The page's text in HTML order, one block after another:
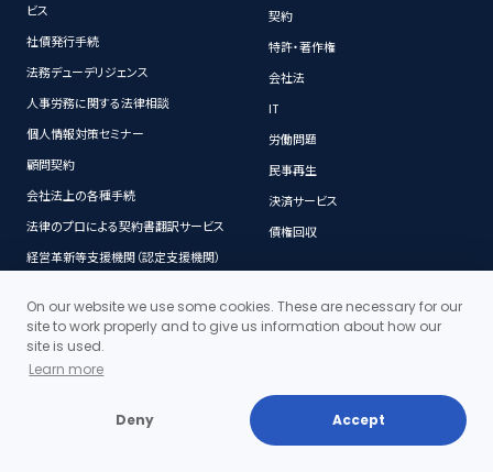
ビス
社債発行手続
法務デューデリジェンス
人事労務に関する法律相談
個人情報対策セミナー
顧問契約
会社法上の各種手続
法律のプロによる契約書翻訳サービス
経営革新等支援機関（認定支援機関）
契約
特許・著作権
会社法
IT
労働問題
民事再生
決済サービス
債権回収
コンテンツ
当事務所の料金体系の特徴
契約書
契約書作成の基本的注意点
契約書を作成する際の基礎知識
On our website we use some cookies. These are necessary for our
site to work properly and to give us information about how our
site is used.
Learn more
Deny Accept